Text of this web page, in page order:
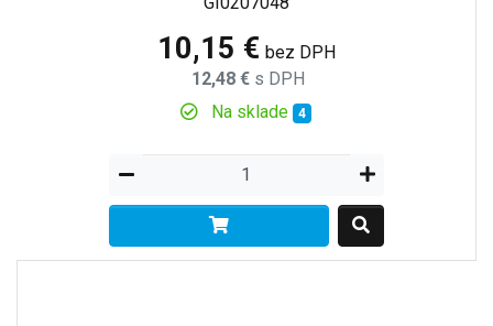
10,15 € bez DPH
12,48 € s DPH
Na sklade 4